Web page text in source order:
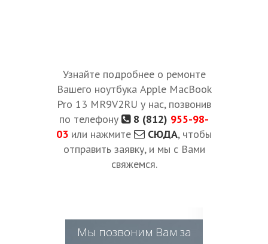
Узнайте подробнее о ремонте
Вашего ноутбука Apple MacBook
Pro 13 MR9V2RU у нас, позвонив
по телефону
8 (812) 955-98-
03 или нажмите СЮДА, чтобы
отправить заявку, и мы с Вами
свяжемся.
Мы позвоним Вам за